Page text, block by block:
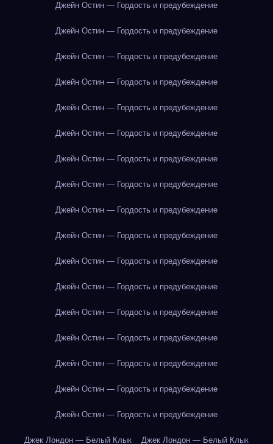
Джейн Остин — Гордость и предубеждение
Джейн Остин — Гордость и предубеждение
Джейн Остин — Гордость и предубеждение
Джейн Остин — Гордость и предубеждение
Джейн Остин — Гордость и предубеждение
Джейн Остин — Гордость и предубеждение
Джейн Остин — Гордость и предубеждение
Джейн Остин — Гордость и предубеждение
Джейн Остин — Гордость и предубеждение
Джейн Остин — Гордость и предубеждение
Джейн Остин — Гордость и предубеждение
Джейн Остин — Гордость и предубеждение
Джейн Остин — Гордость и предубеждение
Джейн Остин — Гордость и предубеждение
Джейн Остин — Гордость и предубеждение
Джейн Остин — Гордость и предубеждение
Джейн Остин — Гордость и предубеждение
Джек Лондон — Белый Клык Джек Лондон — Белый Клык